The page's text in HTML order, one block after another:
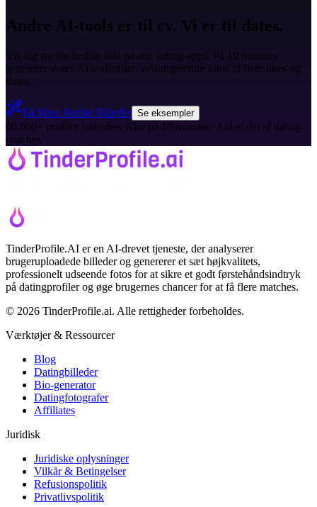
Andre AI-tools er til cv. Vi er til dates.
Vis dig fra din bedste side på alle dating-apps. På 10 minutter
genererer vores AI realistiske, velfungerende fotos til flere likes og
dates.
Få Mine Bedste Billeder Se eksempler
60.000+ profiler forbedret·Klar på 10 minutter· Anbefalet af dating-
coaches
TinderProfile.AI er en AI-drevet tjeneste, der analyserer
brugeruploadede billeder og genererer et sæt højkvalitets,
professionelt udseende fotos for at sikre et godt førstehåndsindtryk
på datingprofiler og øge brugernes chancer for at få flere matches.
© 2026 TinderProfile.ai. Alle rettigheder forbeholdes.
Værktøjer & Ressourcer
Blog
Datingbilleder
Bio-generator
Datingfotografer
Affiliates
Juridisk
Juridiske oplysninger
Vilkår & Betingelser
Refusionspolitik
Privatlivspolitik